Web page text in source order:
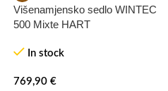
Višenamjensko sedlo WINTEC
500 Mixte HART
In stock
769,90 €